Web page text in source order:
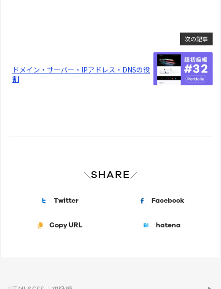
次の記事
ドメイン・サーバー・IPアドレス・DNSの役
割
＼SHARE／
Twitter Facebook
Copy URL hatena